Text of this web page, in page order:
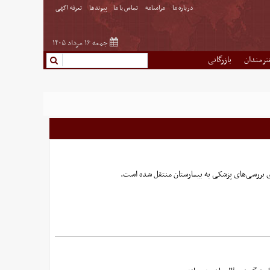
درباره ما مرامنامه تماس با ما پیوندها تعرفه اگهی
جمعه ۱۶ مرداد ۱۴۰۵
بازرگانی
بررسی‌های پزشکی به بیمارستان منتقل شده است.